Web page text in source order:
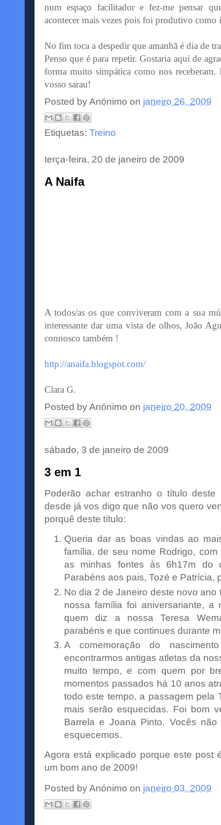
num espaço facilitador e fez-me pensar
acontecer mais vezes pois foi produtivo
No fim toca a despedir que amanhã é dia de
Penso que é para repetir. Gostaria aqui de
forma muito simpática como nos
vosso sarau!
Posted byAnónimo on janeiro 26, 2009
Etiquetas: Treino
terça-feira, 20 de janeiro de 2009
A Naifa
A todos/as os que conviveram com a sua
interessante dar uma vista de olhos, João
connosco também !
http://anaifa.blogspot.com/
Clara G.
Posted byAnónimo on janeiro 20, 2009
sábado, 3 de janeiro de 2009
3 em 1
Poderão achar estranho o título
desde já vos digo que não vos quero
porquê deste título:
Queria dar as boas vindas ao
família, de seu nome Rodrigo,
as minhas fontes às 6h17m
Parabéns aos pais, Tozé e Patrícia,
No dia 2 de Janeiro deste novo ano
nossafamília foi aniversariante, a
quem diz a nossa Teresa
parabéns e que continues durante
A comemoração do
encontrarmos antigas atletas da
muito tempo, e com quem por
momentos passados há 10 anos
todo este tempo, a passagem pela
mais serão esquecidas. Foi bom
Barrela e Joana Pinto. Vocês
esquecemos.
Agora está explicado porque este post
um bom ano de 2009!
Posted byAnónimo on janeiro 03, 2009